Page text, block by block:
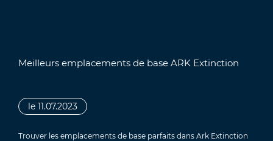
Meilleurs emplacements de base ARK Extinction
le 11.07.2023
Trouver les emplacements de base parfaits dans Ark Extinction